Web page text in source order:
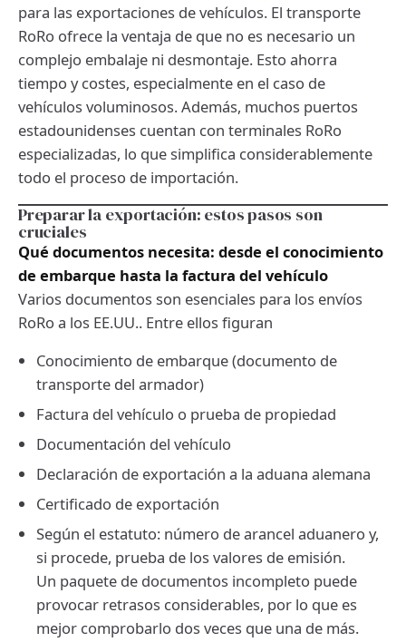
para las exportaciones de vehículos. El transporte
RoRo ofrece la ventaja de que no es necesario un
complejo embalaje ni desmontaje. Esto ahorra
tiempo y costes, especialmente en el caso de
vehículos voluminosos. Además, muchos puertos
estadounidenses cuentan con terminales RoRo
especializadas, lo que simplifica considerablemente
todo el proceso de importación.
Preparar la exportación: estos pasos son
cruciales
Qué documentos necesita: desde el conocimiento
de embarque hasta la factura del vehículo
Varios documentos son esenciales para los envíos
RoRo a los EE.UU.. Entre ellos figuran
Conocimiento de embarque (documento de
transporte del armador)
Factura del vehículo o prueba de propiedad
Documentación del vehículo
Declaración de exportación a la aduana alemana
Certificado de exportación
Según el estatuto: número de arancel aduanero y,
si procede, prueba de los valores de emisión.
Un paquete de documentos incompleto puede
provocar retrasos considerables, por lo que es
mejor comprobarlo dos veces que una de más.